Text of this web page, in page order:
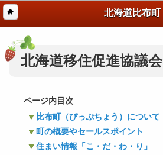
北海道比布町
北海道移住促進協議会
ページ内目次
比布町（ぴっぷちょう）について
町の概要やセールスポイント
住まい情報「こ・だ・わ・り」